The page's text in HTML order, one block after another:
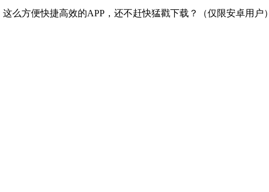
这么方便快捷高效的APP，还不赶快猛戳下载？（仅限安卓用户）